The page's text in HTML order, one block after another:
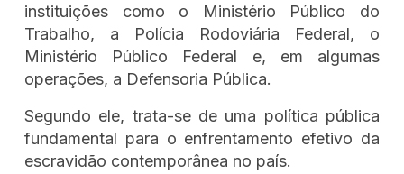
instituições como o Ministério Público do
Trabalho, a Polícia Rodoviária Federal, o
Ministério Público Federal e, em algumas
operações, a Defensoria Pública.
Segundo ele, trata-se de uma política pública
fundamental para o enfrentamento efetivo da
escravidão contemporânea no país.